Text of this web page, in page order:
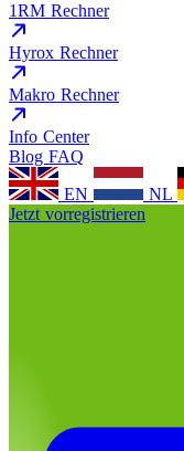
1RM Rechner
Hyrox Rechner
Makro Rechner
Info Center
Blog FAQ
EN
NL
Jetzt vorregistrieren